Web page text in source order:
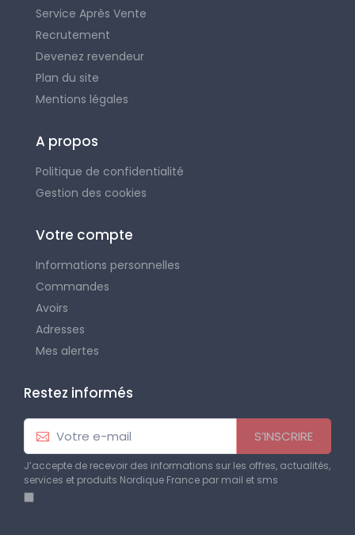
Service Après Vente
Recrutement
Devenez revendeur
Plan du site
Mentions légales
A propos
Politique de confidentialité
Gestion des cookies
Votre compte
Informations personnelles
Commandes
Avoirs
Adresses
Mes alertes
Restez informés
S’INSCRIRE
J’accepte de recevoir des informations sur les offres, actualités,
services et produits Nordique France par mail et sms